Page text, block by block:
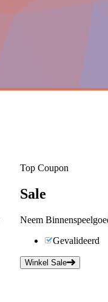
Top Coupon
Sale
Neem
Gevalideerd
Winkel Sale